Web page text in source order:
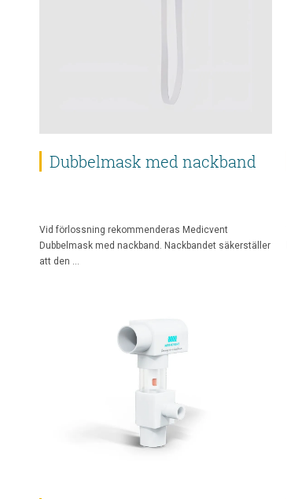
Dubbelmask med nackband
Vid förlossning rekommenderas Medicvent
Dubbelmask med nackband. Nackbandet säkerställer
att den …